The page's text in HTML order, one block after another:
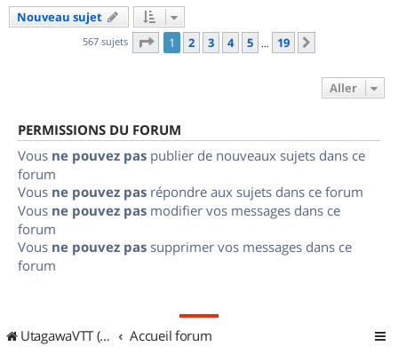
Nouveau sujet
567 sujets Page 1sur
1 2 3 4 5 … 19
Aller
PERMISSIONS DU FORUM
Vous ne pouvez pas publier de nouveaux sujets dans ce
forum
Vous ne pouvez pas répondre aux sujets dans ce forum
Vous ne pouvez pas modifier vos messages dans ce
forum
Vous ne pouvez pas supprimer vos messages dans ce
forum
UtagawaVTT (Randos VTT et VTTAE avec traces GPS) Accueil forum